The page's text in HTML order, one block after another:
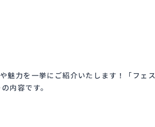
魅力を一挙にご紹介いたします！「フェス
内容です。